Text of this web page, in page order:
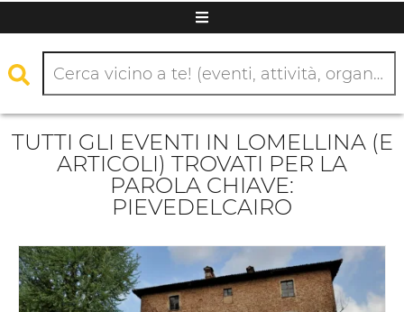
TUTTI GLI EVENTI IN LOMELLINA (E
ARTICOLI) TROVATI PER LA
PAROLA CHIAVE:
PIEVEDELCAIRO